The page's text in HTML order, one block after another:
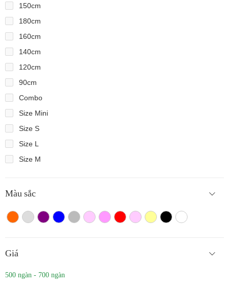
150cm
180cm
160cm
140cm
120cm
90cm
Combo
Size Mini
Size S
Size L
Size M
Màu sắc
Màu camTrắng màu
Tím XanhXám Hồng nhạtHồng đậm
Đỏ HồngVàngMàu đenTrắng
Giá
500 ngàn - 700 ngàn